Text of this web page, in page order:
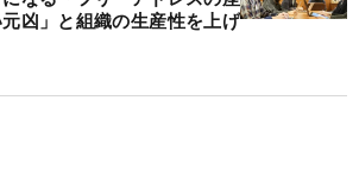
凶」と組織の生産性を上げ